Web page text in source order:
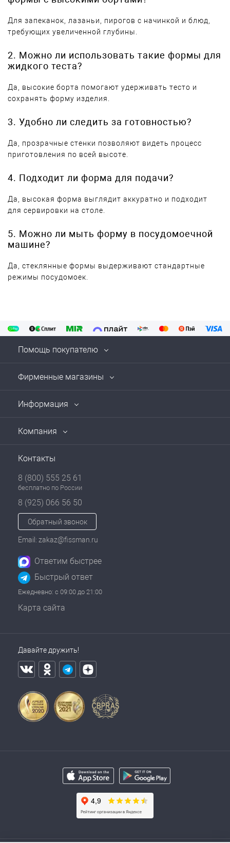
Для запеканок, лазаньи, пирогов с начинкой и блюд,
требующих увеличенной глубины.
2. Можно ли использовать такие формы для
жидкого теста?
Да, высокие борта помогают удерживать тесто и
сохранять форму изделия.
3. Удобно ли следить за готовностью?
Да, прозрачные стенки позволяют видеть процесс
приготовления по всей высоте.
4. Подходит ли форма для подачи?
Да, высокая форма выглядит аккуратно и подходит
для сервировки на столе.
5. Можно ли мыть форму в посудомоечной
машине?
Да, стеклянные формы выдерживают стандартные
режимы посудомоек.
Помощь покупателю
Фирменные магазины
Информация
Компания
Контакты
8 (800) 555 25 61
бесплатно по России
8 (925) 066 56 50
Обратный звонок
Email: zakaz@fissman.ru
Ответим быстрее
Быстрый ответ
Ежедневно: с 09:00 до 21:00
Карта сайта
Давайте дружить!